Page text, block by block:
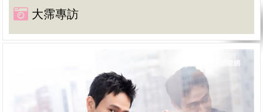
大霈專訪